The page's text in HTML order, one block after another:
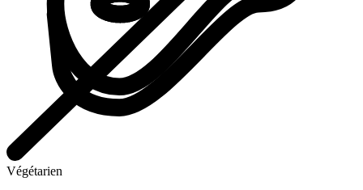
Végétarien